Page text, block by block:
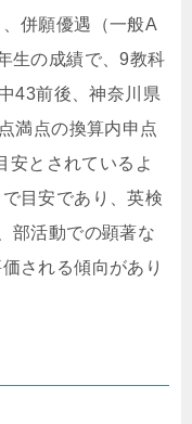
併願優遇（一般A
生の成績で、9教科
43前後、神奈川県
満点の換算内申点
安とされているよ
目安であり、英検
部活動での顕著な
される傾向があり